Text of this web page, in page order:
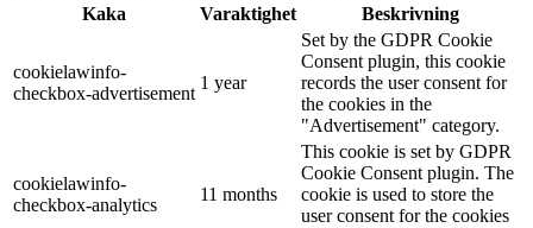
Kaka
Varaktighet Beskrivning
cookielawinfo-
checkbox-advertisement
1 year
Set by the GDPR Cookie
Consent plugin, this cookie
records the user consent for
the cookies in the
"Advertisement" category.
cookielawinfo-
checkbox-analytics
11 months
This cookie is set by GDPR
Cookie Consent plugin. The
cookie is used to store the
user consent for the cookies